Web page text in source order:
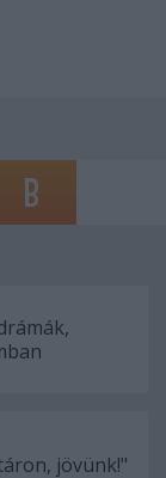
jövünk!"